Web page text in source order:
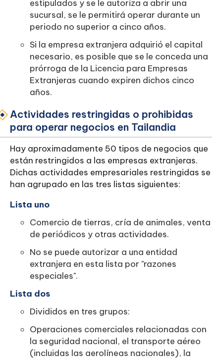
estipulados y se le autoriza a abrir una
sucursal, se le permitirá operar durante un
periodo no superior a cinco años.
Si la empresa extranjera adquirió el capital
necesario, es posible que se le conceda una
prórroga de la Licencia para Empresas
Extranjeras cuando expiren dichos cinco
años.
Actividades restringidas o prohibidas
para operar negocios en Tailandia
Hay aproximadamente 50 tipos de negocios que
están restringidos a las empresas extranjeras.
Dichas actividades empresariales restringidas se
han agrupado en las tres listas siguientes:
Lista uno
Comercio de tierras, cría de animales, venta
de periódicos y otras actividades.
No se puede autorizar a una entidad
extranjera en esta lista por "razones
especiales".
Lista dos
Divididos en tres grupos:
Operaciones comerciales relacionadas con
la seguridad nacional, el transporte aéreo
(incluidas las aerolíneas nacionales), la